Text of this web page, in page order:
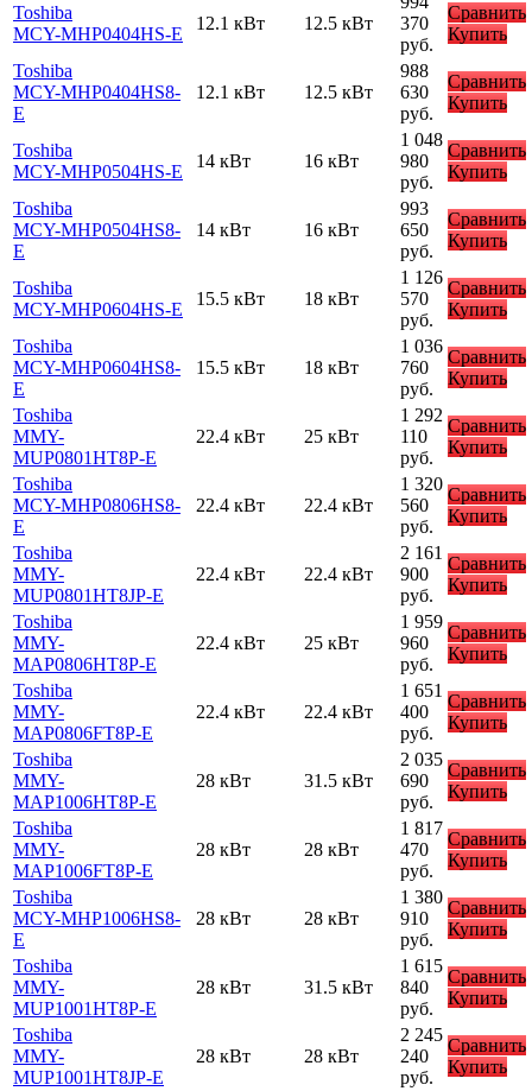
Toshiba
MCY-MHP0404HS-E
12.1 кВт 12.5 кВт
370
руб.
Сравнить
Купить
Toshiba
MCY-MHP0404HS8-
E
12.1 кВт 12.5 кВт
988
630
руб.
Сравнить
Купить
Toshiba
MCY-MHP0504HS-E
14 кВт 16 кВт
1 048
980
руб.
Сравнить
Купить
Toshiba
MCY-MHP0504HS8-
E
14 кВт 16 кВт
993
650
руб.
Сравнить
Купить
Toshiba
MCY-MHP0604HS-E
15.5 кВт 18 кВт
1 126
570
руб.
Сравнить
Купить
Toshiba
MCY-MHP0604HS8-
E
15.5 кВт 18 кВт
1 036
760
руб.
Сравнить
Купить
Toshiba
MMY-
MUP0801HT8P-E
22.4 кВт 25 кВт
1 292
110
руб.
Сравнить
Купить
Toshiba
MCY-MHP0806HS8-
E
22.4 кВт 22.4 кВт
1 320
560
руб.
Сравнить
Купить
Toshiba
MMY-
MUP0801HT8JP-E
22.4 кВт 22.4 кВт
2 161
900
руб.
Сравнить
Купить
Toshiba
MMY-
MAP0806HT8P-E
22.4 кВт 25 кВт
1 959
960
руб.
Сравнить
Купить
Toshiba
MMY-
MAP0806FT8P-E
22.4 кВт 22.4 кВт
1 651
400
руб.
Сравнить
Купить
Toshiba
MMY-
MAP1006HT8P-E
28 кВт 31.5 кВт
2 035
690
руб.
Сравнить
Купить
Toshiba
MMY-
MAP1006FT8P-E
28 кВт 28 кВт
1 817
470
руб.
Сравнить
Купить
Toshiba
MCY-MHP1006HS8-
E
28 кВт 28 кВт
1 380
910
руб.
Сравнить
Купить
Toshiba
MMY-
MUP1001HT8P-E
28 кВт 31.5 кВт
1 615
840
руб.
Сравнить
Купить
Toshiba
MMY-
MUP1001HT8JP-E
28 кВт 28 кВт
2 245
240
руб.
Сравнить
Купить